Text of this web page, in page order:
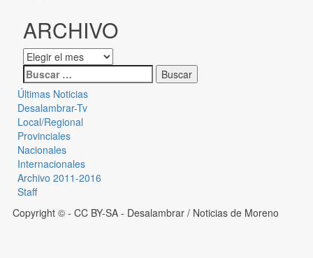
ARCHIVO
Últimas Noticias
Desalambrar-Tv
Local/Regional
Provinciales
Nacionales
Internacionales
Archivo 2011-2016
Staff
Copyright © - CC BY-SA - Desalambrar / Noticias de Moreno